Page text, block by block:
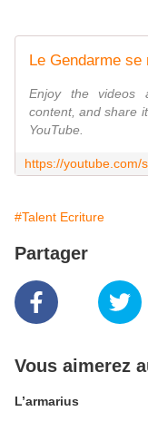
Enjoy the videos
content, and share
YouTube.
#Talent Ecriture
Partager
Vous aimerez
L’armarius